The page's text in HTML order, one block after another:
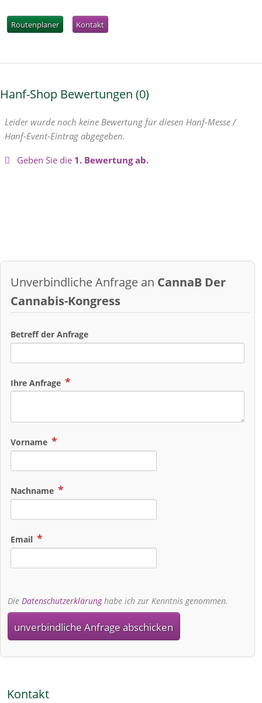
Routenplaner Kontakt
Hanf-Shop Bewertungen 0
Leider wurde noch keine Bewertung für diesen Hanf-Messe /
Hanf-Event-Eintrag abgegeben.
Geben Sie die 1. Bewertung ab.
Unverbindliche Anfrage an CannaB Der
Cannabis-Kongress
Betreff der Anfrage
Ihre Anfrage
Vorname
Nachname
Email
Die Datenschutzerklärunghabe ich zur Kenntnis genommen.
unverbindliche Anfrage abschicken
Kontakt